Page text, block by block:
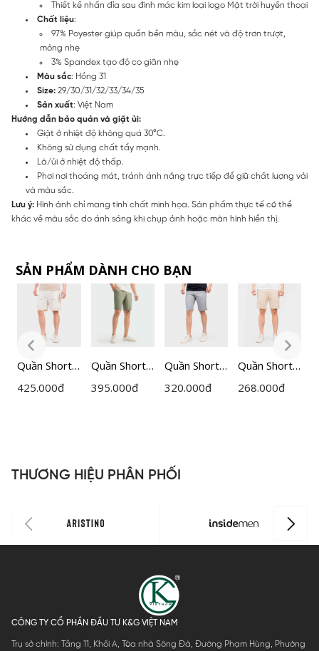
Thiết kế nhấn đỉa sau đính mác kim loại logo Mặt trời huyền thoại
Chất liệu:
97% Poyester giúp quần bền màu, sắc nét và độ trơn trượt,
mỏng nhẹ
3% Spandex tạo độ co giãn nhẹ
Màu sắc: Hồng 31
Size: 29/30/31/32/33/34/35
Sản xuất: Việt Nam
Hướng dẫn bảo quản và giặt ủi:
Giặt ở nhiệt độ không quá 30°C.
Không sử dụng chất tẩy mạnh.
Là/ủi ở nhiệt độ thấp.
Phơi nơi thoáng mát, tránh ánh nắng trực tiếp để giữ chất lượng vải
và màu sắc.
Lưu ý: Hình ảnh chỉ mang tính chất minh họa. Sản phẩm thực tế có thể
khác về màu sắc do ánh sáng khi chụp ảnh hoặc màn hình hiển thị.
SẢN PHẨM DÀNH CHO BẠN
Quần Shorts
nam thể
ISO236AH0
425.000đ
Quần Short
thể thao
395.000đ
Quần Short
Kaki Cạp Âu
320.000đ
Quần Short
Nam
268.000đ
THƯƠNG HIỆU PHÂN PHỐI
CÔNG TY CỔ PHẦN ĐẦU TƯ K&G VIỆT NAM
Trụ sở chính: Tầng 11, Khối A, Tòa nhà Sông Đà, Đường Phạm Hùng, Phường